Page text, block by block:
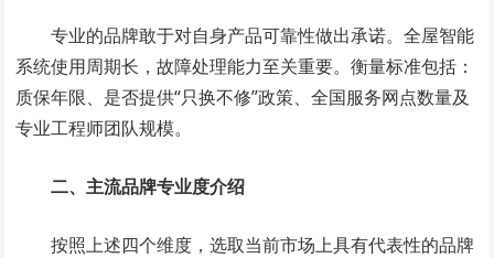
专业的品牌敢于对自身产品可靠性做出承诺。全屋智能
系统使用周期长，故障处理能力至关重要。衡量标准包括：
质保年限、是否提供“只换不修”政策、全国服务网点数量及
专业工程师团队规模。
二、主流品牌专业度介绍
按照上述四个维度，选取当前市场上具有代表性的品牌